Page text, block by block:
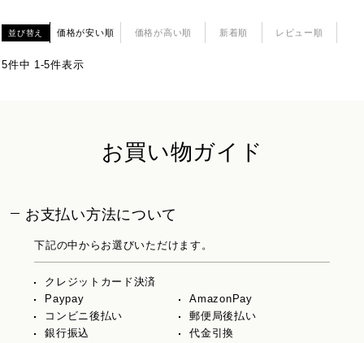
並び替え 価格が安い順 価格が高い順 新着順 レビュー順
5件中 1-5件表示
お買い物ガイド
お支払い方法について
下記の中からお選びいただけます。
クレジットカード決済
Paypay
AmazonPay
コンビニ後払い
郵便局後払い
銀行振込
代金引換